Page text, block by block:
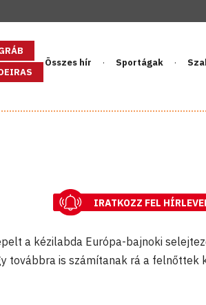
Összes hír Sportágak
IRATKOZZ FEL
a kézilabda Európa-bajnoki
továbbra is számítanak rá a felnőttek